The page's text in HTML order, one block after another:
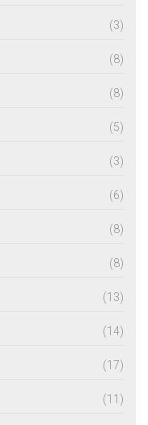
(3)
(8)
(8)
(5)
(3)
(6)
(8)
(8)
(13)
(14)
(17)
(11)